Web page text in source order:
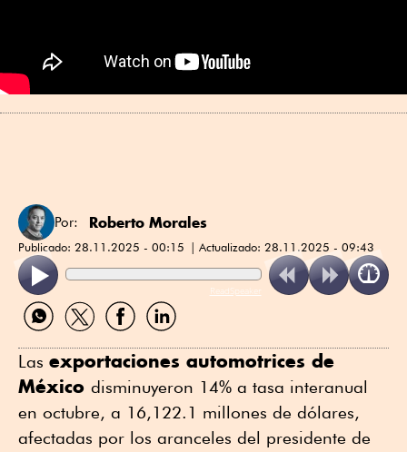
Por: Roberto Morales
Publicado: 28.11.2025 - 00:15 Actualizado: 28.11.2025 - 09:43
ReadSpeaker
Compartir
por
Compartir
por
Compartir
por
Compartir
por
Las exportaciones automotrices de
México disminuyeron 14% a tasa interanual
en octubre, a 16,122.1 millones de dólares,
afectadas por los aranceles del presidente de